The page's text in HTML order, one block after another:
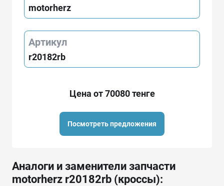
motorherz
Артикул
r20182rb
Цена от 70080 тенге
Посмотреть предложения
Аналоги и заменители запчасти
motorherz r20182rb (кроссы):